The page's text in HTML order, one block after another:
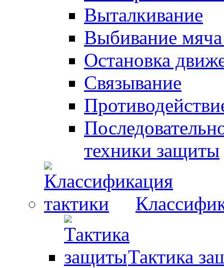
Выталкивание
Выбивание
Остановка
Связывание
техники защиты
Тактика